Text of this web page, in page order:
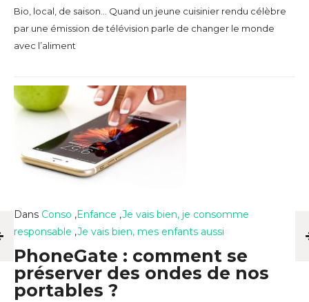
Bio, local, de saison… Quand un jeune cuisinier rendu célèbre
par une émission de télévision parle de changer le monde
avec l’aliment
Dans Conso ,Enfance ,Je vais bien, je consomme
responsable ,Je vais bien, mes enfants aussi
PhoneGate : comment se
préserver des ondes de nos
portables ?